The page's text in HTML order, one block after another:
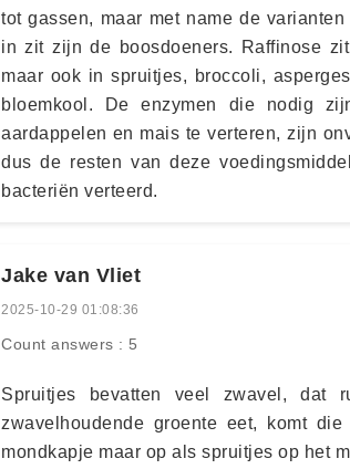
tot gassen, maar met name de
in zit zijn de boosdoeners. Raffinose
maar ook in spruitjes, broccoli,
bloemkool. De enzymen die nodig
aardappelen en mais te verteren, zijn
dus de resten van deze
bacteriën verteerd.
Jake van Vliet
2025-10-29 01:08:36
Count answers : 5
Spruitjes bevatten veel zwavel, dat
zwavelhoudende groente eet, komt
mondkapje maar op als spruitjes op het